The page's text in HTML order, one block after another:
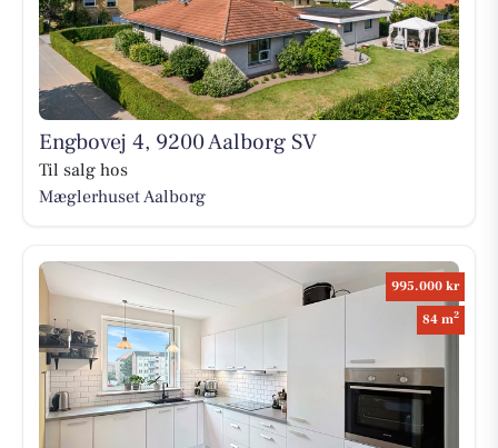
Engbovej 4, 9200 Aalborg SV
Til salg hos
Mæglerhuset Aalborg
995.000 kr
84 m2